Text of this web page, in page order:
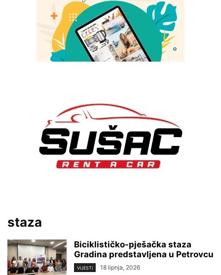
staza
Biciklističko-pješačka staza
Gradina predstavljena u Petrovcu
VIJESTI 18 lipnja, 2026